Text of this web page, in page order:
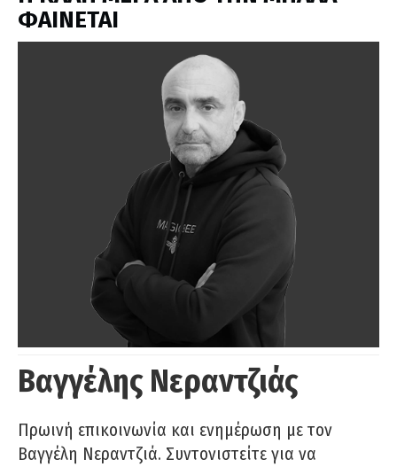
ΦΑΙΝΕΤΑΙ
Βαγγέλης Νεραντζιάς
Πρωινή επικοινωνία και ενημέρωση με τον
Βαγγέλη Νεραντζιά. Συντονιστείτε για να